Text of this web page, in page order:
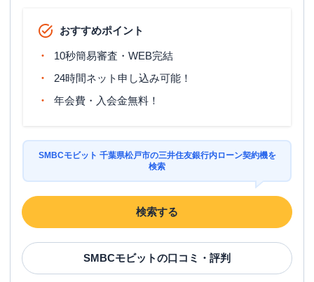
おすすめポイント
10秒簡易審査・WEB完結
24時間ネット申し込み可能！
年会費・入会金無料！
SMBCモビット 千葉県松戸市の三井住友銀行内ローン契約機を
検索
検索する
SMBCモビットの口コミ・評判